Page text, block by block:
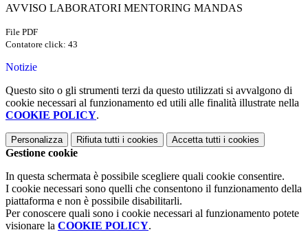
AVVISO LABORATORI MENTORING MANDAS
File PDF
Contatore click: 43
Notizie
Questo sito o gli strumenti terzi da questo utilizzati si avvalgono di
cookie necessari al funzionamento ed utili alle finalità illustrate nella
COOKIE POLICY.
Personalizza Rifiuta tutti i cookies Accetta tutti i cookies
Gestione cookie
In questa schermata è possibile scegliere quali cookie consentire.
I cookie necessari sono quelli che consentono il funzionamento della
piattaforma e non è possibile disabilitarli.
Per conoscere quali sono i cookie necessari al funzionamento potete
visionare la COOKIE POLICY.